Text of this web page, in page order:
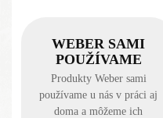
WEBER SAMI
POUŽÍVAME
Produkty Weber sami
používame u nás v práci aj
doma a môžeme ich